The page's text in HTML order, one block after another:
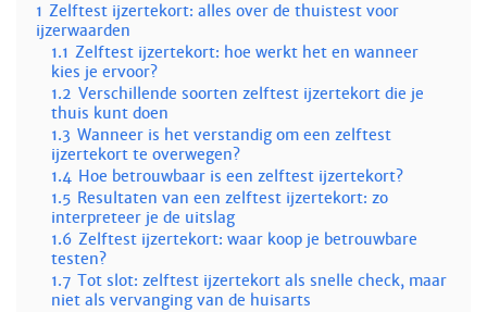
1 Zelftest ijzertekort: alles over de thuistest voor
ijzerwaarden
1.1 Zelftest ijzertekort: hoe werkt het en wanneer
kies je ervoor?
1.2 Verschillende soorten zelftest ijzertekort die je
thuis kunt doen
1.3 Wanneer is het verstandig om een zelftest
ijzertekort te overwegen?
1.4 Hoe betrouwbaar is een zelftest ijzertekort?
1.5 Resultaten van een zelftest ijzertekort: zo
interpreteer je de uitslag
1.6 Zelftest ijzertekort: waar koop je betrouwbare
testen?
1.7 Tot slot: zelftest ijzertekort als snelle check, maar
niet als vervanging van de huisarts